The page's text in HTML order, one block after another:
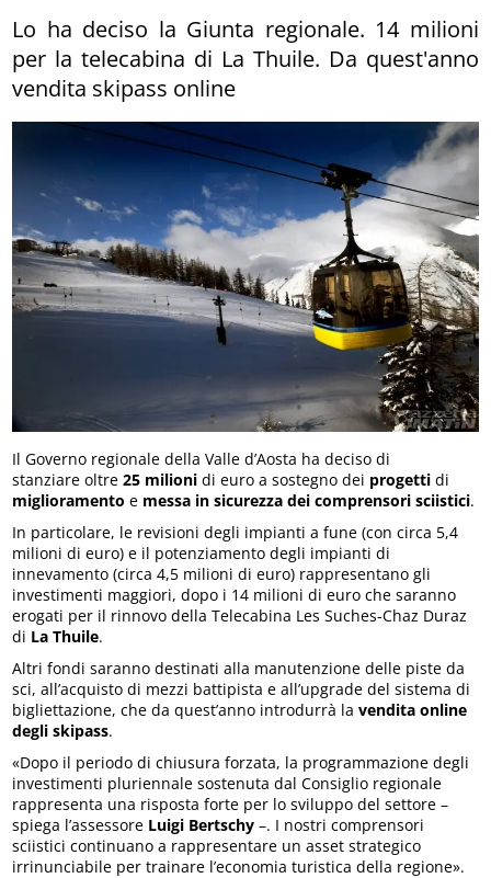
Lo ha deciso la Giunta regionale. 14 milioni
per la telecabina di La Thuile. Da quest'anno
vendita skipass online
Il Governo regionale della Valle d’Aosta ha deciso di
stanziare oltre 25 milioni di euro a sostegno dei progetti di
miglioramento e messa in sicurezza dei comprensori sciistici.
In particolare, le revisioni degli impianti a fune (con circa 5,4
milioni di euro) e il potenziamento degli impianti di
innevamento (circa 4,5 milioni di euro) rappresentano gli
investimenti maggiori, dopo i 14 milioni di euro che saranno
erogati per il rinnovo della Telecabina Les Suches-Chaz Duraz
di La Thuile.
Altri fondi saranno destinati alla manutenzione delle piste da
sci, all’acquisto di mezzi battipista e all’upgrade del sistema di
bigliettazione, che da quest’anno introdurrà la vendita online
degli skipass.
«Dopo il periodo di chiusura forzata, la programmazione degli
investimenti pluriennale sostenuta dal Consiglio regionale
rappresenta una risposta forte per lo sviluppo del settore –
spiega l’assessore Luigi Bertschy –. I nostri comprensori
sciistici continuano a rappresentare un asset strategico
irrinunciabile per trainare l’economia turistica della regione».